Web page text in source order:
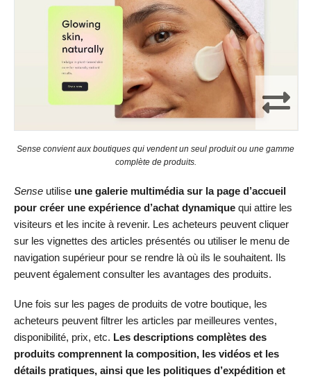
Sense convient aux boutiques qui vendent un seul produit ou une gamme
complète de produits.
Sense utilise une galerie multimédia sur la page d’accueil
pour créer une expérience d’achat dynamique qui attire les
visiteurs et les incite à revenir. Les acheteurs peuvent cliquer
sur les vignettes des articles présentés ou utiliser le menu de
navigation supérieur pour se rendre là où ils le souhaitent. Ils
peuvent également consulter les avantages des produits.
Une fois sur les pages de produits de votre boutique, les
acheteurs peuvent filtrer les articles par meilleures ventes,
disponibilité, prix, etc. Les descriptions complètes des
produits comprennent la composition, les vidéos et les
détails pratiques, ainsi que les politiques d’expédition et